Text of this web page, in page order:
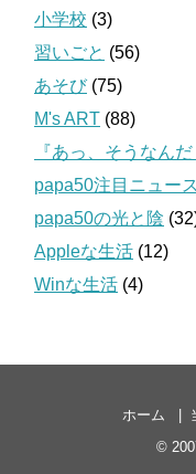
小学校 (3)
習いごと (56)
あそび(75)
M's ART (88)
『あっ、そうなんだ
papa50注目ニュース
papa50の光と陰
Appleな生活 (12)
Winな生活 (4)
ホーム
©